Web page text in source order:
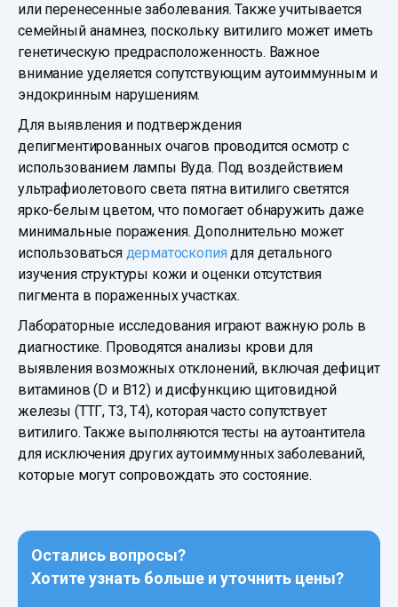
или перенесенные заболевания. Также учитывается
семейный анамнез, поскольку витилиго может иметь
генетическую предрасположенность. Важное
внимание уделяется сопутствующим аутоиммунным и
эндокринным нарушениям.
Для выявления и подтверждения
депигментированных очагов проводится осмотр с
использованием лампы Вуда. Под воздействием
ультрафиолетового света пятна витилиго светятся
ярко-белым цветом, что помогает обнаружить даже
минимальные поражения. Дополнительно может
использоваться дерматоскопия для детального
изучения структуры кожи и оценки отсутствия
пигмента в пораженных участках.
Лабораторные исследования играют важную роль в
диагностике. Проводятся анализы крови для
выявления возможных отклонений, включая дефицит
витаминов (D и B12) и дисфункцию щитовидной
железы (ТТГ, Т3, Т4), которая часто сопутствует
витилиго. Также выполняются тесты на аутоантитела
для исключения других аутоиммунных заболеваний,
которые могут сопровождать это состояние.
Остались вопросы?
Хотите узнать больше и уточнить цены?